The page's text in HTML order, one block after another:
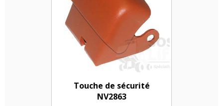
Touche de sécurité
NV2863